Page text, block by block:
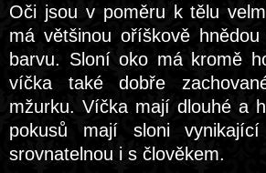
Oči jsou v poměru k tělu
má většinou oříškově hnědou
barvu. Sloní oko má kromě
víčka také dobře
mžurku. Víčka mají dlouhé a
pokusů mají sloni
srovnatelnou i s člověkem.